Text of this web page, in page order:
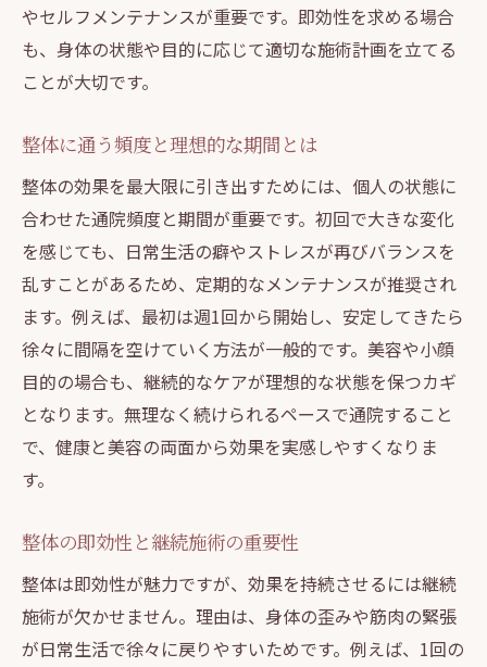
やセルフメンテナンスが重要です。即効性を求める場合
も、身体の状態や目的に応じて適切な施術計画を立てる
ことが大切です。
整体に通う頻度と理想的な期間とは
整体の効果を最大限に引き出すためには、個人の状態に
合わせた通院頻度と期間が重要です。初回で大きな変化
を感じても、日常生活の癖やストレスが再びバランスを
乱すことがあるため、定期的なメンテナンスが推奨され
ます。例えば、最初は週1回から開始し、安定してきたら
徐々に間隔を空けていく方法が一般的です。美容や小顔
目的の場合も、継続的なケアが理想的な状態を保つカギ
となります。無理なく続けられるペースで通院すること
で、健康と美容の両面から効果を実感しやすくなりま
す。
整体の即効性と継続施術の重要性
整体は即効性が魅力ですが、効果を持続させるには継続
施術が欠かせません。理由は、身体の歪みや筋肉の緊張
が日常生活で徐々に戻りやすいためです。例えば、1回の